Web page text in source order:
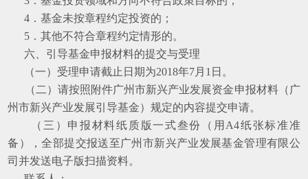
4．基金未按章程约定投资的；
5．其他不符合章程约定情形的。
六、引导基金申报材料的提交与受理
（一）受理申请截止日期为2018年7月1日。
（二）请按照附件广州市新兴产业发展资金申报材料（广
州市新兴产业发展引导基金）规定的内容提交申请。
（三）申报材料纸质版一式叁份（用A4纸张标准准
备），全部提交报送至广州市新兴产业发展基金管理有限公
司并发送电子版扫描资料。